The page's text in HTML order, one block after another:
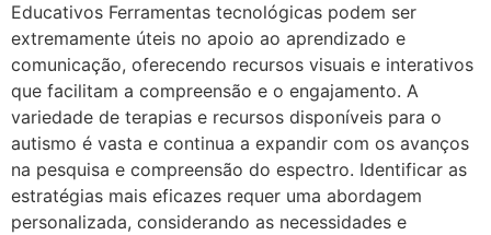
Educativos Ferramentas tecnológicas podem ser
extremamente úteis no apoio ao aprendizado e
comunicação, oferecendo recursos visuais e interativos
que facilitam a compreensão e o engajamento. A
variedade de terapias e recursos disponíveis para o
autismo é vasta e continua a expandir com os avanços
na pesquisa e compreensão do espectro. Identificar as
estratégias mais eficazes requer uma abordagem
personalizada, considerando as necessidades e